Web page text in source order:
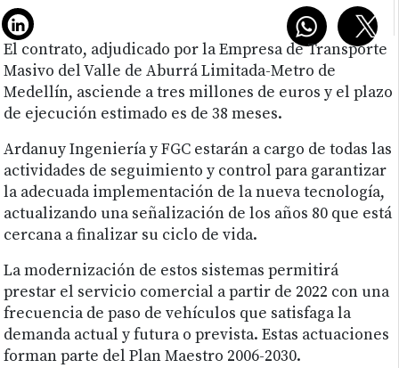
El contrato, adjudicado por la Empresa de Transporte
Masivo del Valle de Aburrá Limitada-Metro de
Medellín, asciende a tres millones de euros y el plazo
de ejecución estimado es de 38 meses.
Ardanuy Ingeniería y FGC estarán a cargo de todas las
actividades de seguimiento y control para garantizar
la adecuada implementación de la nueva tecnología,
actualizando una señalización de los años 80 que está
cercana a finalizar su ciclo de vida.
La modernización de estos sistemas permitirá
prestar el servicio comercial a partir de 2022 con una
frecuencia de paso de vehículos que satisfaga la
demanda actual y futura o prevista. Estas actuaciones
forman parte del Plan Maestro 2006-2030.